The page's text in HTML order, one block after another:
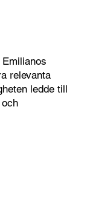
relevanta
ledde till